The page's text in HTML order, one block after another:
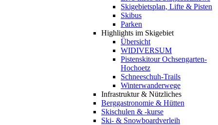
Skigebietsplan, Lifte & Pisten
Skibus
Parken
Highlights im Skigebiet
Übersicht
WIDIVERSUM
Pistenskitour Ochsengarten-
Hochoetz
Schneeschuh-Trails
Winterwanderwege
Infrastruktur & Nützliches
Berggastronomie & Hütten
Skischulen & -kurse
Ski- & Snowboardverleih